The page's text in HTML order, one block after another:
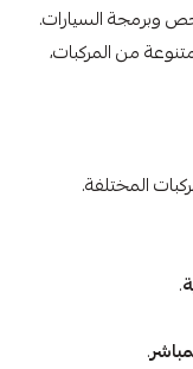
وبرمجة السيارات.
من المركبات،
.
.